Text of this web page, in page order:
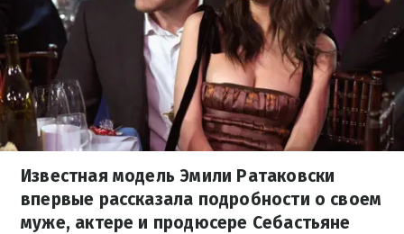
Известная модель Эмили Ратаковски
впервые рассказала подробности о своем
муже, актере и продюсере Себастьяне